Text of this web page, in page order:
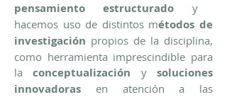
pensamiento estructurado y
hacemos uso de distintos métodos de
investigación propios de la disciplina,
como herramienta imprescindible para
laconceptualización ysoluciones
innovadoras en atención a las